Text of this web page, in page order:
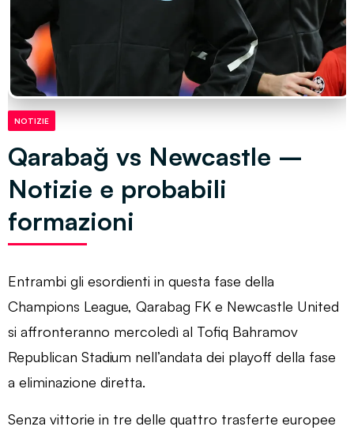
NOTIZIE
Qarabağ vs Newcastle –
Notizie e probabili
formazioni
Entrambi gli esordienti in questa fase della
Champions League, Qarabag FK e Newcastle United
si affronteranno mercoledì al Tofiq Bahramov
Republican Stadium nell’andata dei playoff della fase
a eliminazione diretta.
Senza vittorie in tre delle quattro trasferte europee